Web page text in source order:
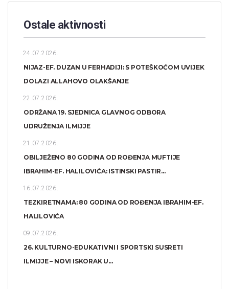
Ostale aktivnosti
24.07.2026.
NIJAZ-EF. DUZAN U FERHADIJI: S POTEŠKOĆOM UVIJEK
DOLAZI ALLAHOVO OLAKŠANJE
22.07.2026.
ODRŽANA 19. SJEDNICA GLAVNOG ODBORA
UDRUŽENJA ILMIJJE
21.07.2026.
OBILJEŽENO 80 GODINA OD ROĐENJA MUFTIJE
IBRAHIM-EF. HALILOVIĆA: ISTINSKI PASTIR...
16.07.2026.
TEZKIRETNAMA: 80 GODINA OD ROĐENJA IBRAHIM-EF.
HALILOVIĆA
09.07.2026.
26. KULTURNO-EDUKATIVNI I SPORTSKI SUSRETI
ILMIJJE – NOVI ISKORAK U...